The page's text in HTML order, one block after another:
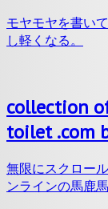
モヤモヤを書い
し軽くなる。
collection
toilet .com
無限にスクロー
ンラインの馬鹿